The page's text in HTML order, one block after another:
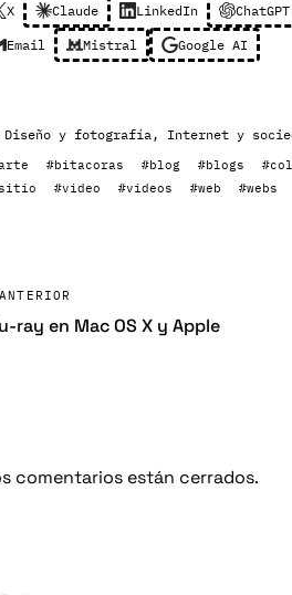
X Claude LinkedIn ChatGPT
Email Mistral Google AI
Diseño y fotografía, Internet y
#bitacoras #blog #blogs
#video #videos #web #webs
ray en Mac OS X y Apple
comentarios están cerrados.